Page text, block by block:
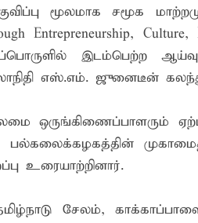
மூலமாக சமூக
Entrepreneurship,
இடம்பெற்ற
எஸ்.எம். ஜுனைடீன்
ஒருங்கிணைப்பாளரும்
பல்கலைக்கழகத்தின்
உரையாற்றினார்.
சேலம்,